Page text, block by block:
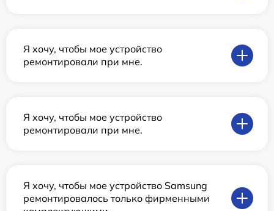
Я хочу, чтобы мое устройство
ремонтировали при мне.
Я хочу, чтобы мое устройство
ремонтировали при мне.
Я хочу, чтобы мое устройство Samsung
ремонтировалось только фирменными